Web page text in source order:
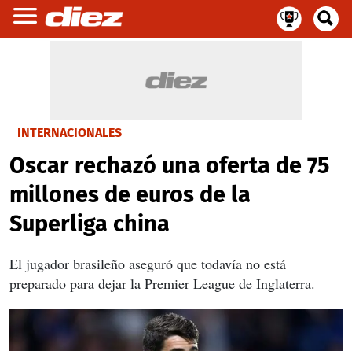
INTERNACIONALES
Oscar rechazó una oferta de 75
millones de euros de la
Superliga china
El jugador brasileño aseguró que todavía no está
preparado para dejar la Premier League de Inglaterra.